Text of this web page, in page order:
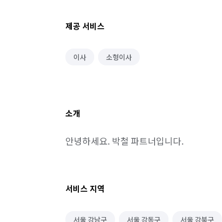
제공 서비스
이사 소형이사
소개
안녕하세요. 박철 파트너입니다.
서비스 지역
서울 강남구 서울 강동구 서울 강북구